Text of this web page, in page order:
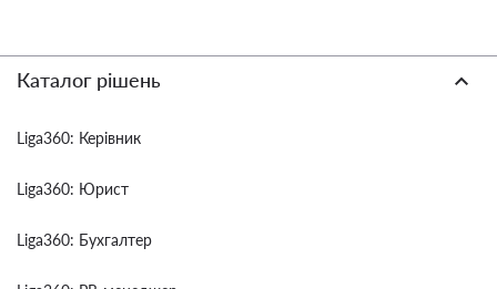
Каталог рішень
Liga360: Керівник
Liga360: Юрист
Liga360: Бухгалтер